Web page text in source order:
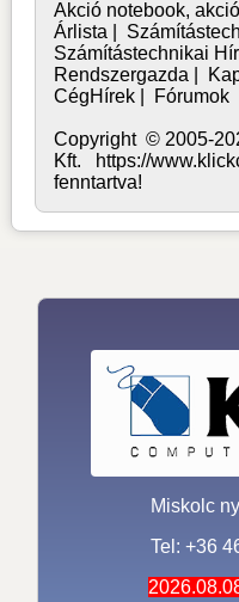
Akció notebook,
Árlista
Számítástechnikai
Rendszergazda
CégHírek
Fórumok
Copyright © 2005-
Kft. https://
fenntartva!
Miskolc
Tel: +36